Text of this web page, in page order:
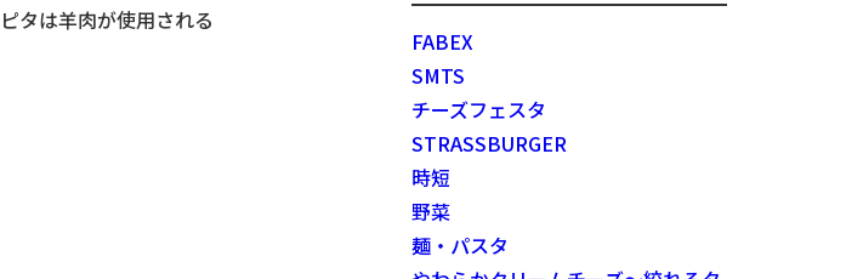
タは羊肉が使用される
FABEX
SMTS
チーズフェスタ
STRASSBURGER
時短
野菜
麺・パスタ